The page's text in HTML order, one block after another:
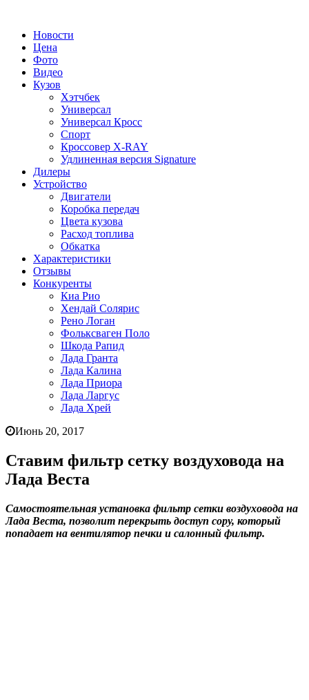
Новости
Цена
Фото
Видео
Кузов
Хэтчбек
Универсал
Универсал Кросс
Спорт
Кроссовер X-RAY
Удлиненная версия Signature
Дилеры
Устройство
Двигатели
Коробка передач
Цвета кузова
Расход топлива
Обкатка
Характеристики
Отзывы
Конкуренты
Киа Рио
Хендай Солярис
Рено Логан
Фольксваген Поло
Шкода Рапид
Лада Гранта
Лада Калина
Лада Приора
Лада Ларгус
Лада Хрей
Июнь 20, 2017
Ставим фильтр сетку воздуховода на
Лада Веста
Самостоятельная установка фильтр сетки воздуховода на
Лада Веста, позволит перекрыть доступ сору, который
попадает на вентилятор печки и салонный фильтр.